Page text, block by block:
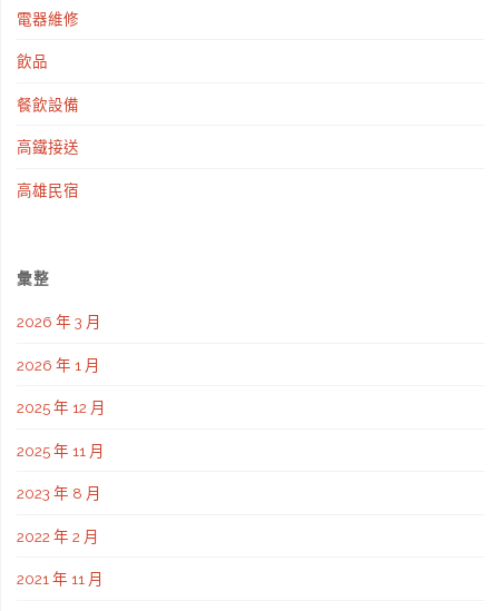
電器維修
飲品
餐飲設備
高鐵接送
高雄民宿
彙整
2026 年 3 月
2026 年 1 月
2025 年 12 月
2025 年 11 月
2023 年 8 月
2022 年 2 月
2021 年 11 月